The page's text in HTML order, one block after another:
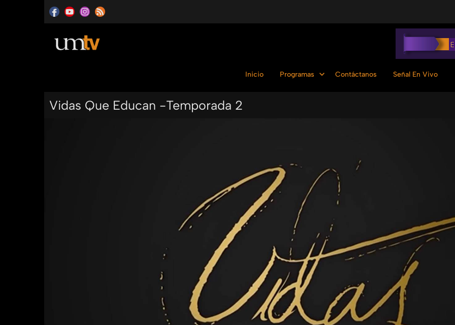
Inicio Programas Contáctanos Señal En Vivo
Vidas Que Educan -Temporada 2